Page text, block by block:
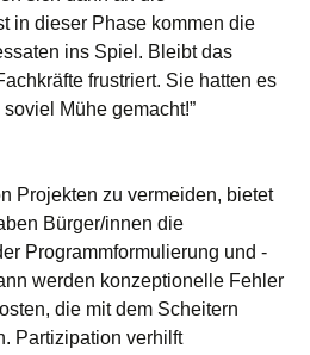
in dieser Phase kommen die
ins Spiel. Bleibt das
frustriert. Sie hatten es
Mühe gemacht!”
Projekten zu vermeiden, bietet
Bürger/innen die
Programmformulierung und -
werden konzeptionelle Fehler
die mit dem Scheitern
Partizipation verhilft